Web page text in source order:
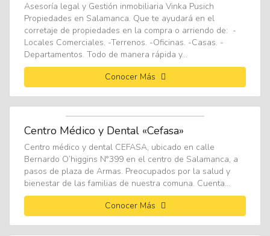
Asesoría legal y Gestión inmobiliaria Vinka Pusich
Propiedades en Salamanca. Que te ayudará en el
corretaje de propiedades en la compra o arriendo de: -
Locales Comerciales. -Terrenos. -Oficinas. -Casas. -
Departamentos. Todo de manera rápida y...
Conocer Más
Centro Médico y Dental «Cefasa»
Centro médico y dental CEFASA, ubicado en calle
Bernardo O’higgins N°399 en el centro de Salamanca, a
pasos de plaza de Armas. Preocupados por la salud y
bienestar de las familias de nuestra comuna. Cuenta...
Conocer Más